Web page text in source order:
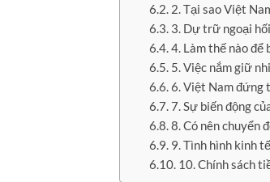
2. Tại sao Việt
3. Dự trữ ngoại
4. Làm thế nào
5. Việc nắm giữ
6. Việt Nam đứng
7. Sự biến động
8. Có nên chuyển
9. Tình hình kinh
10. Chính sách